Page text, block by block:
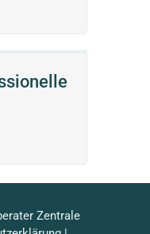
Zentrale